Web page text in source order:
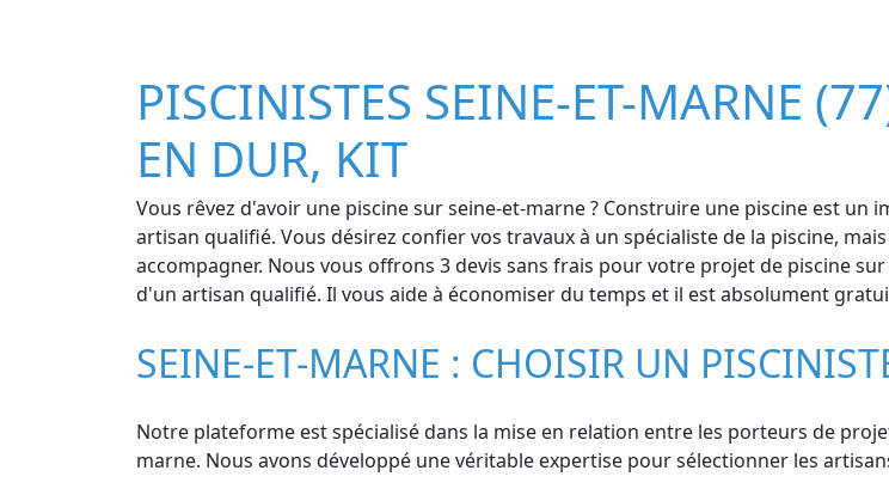
PISCINISTES SEINE-ET-MARNE
EN DUR, KIT
Vous rêvez d'avoir une piscine sur seine-et-marne ? Construire une piscine est
artisan qualifié. Vous désirez confier vos travaux à un spécialiste de la piscine,
accompagner. Nous vous offrons 3 devis sans frais pour votre projet de piscine
d'un artisan qualifié. Il vous aide à économiser du temps et il est absolument
SEINE-ET-MARNE : CHOISIR UN
Notre plateforme est spécialisé dans la mise en relation entre les porteurs de
marne. Nous avons développé une véritable expertise pour sélectionner les